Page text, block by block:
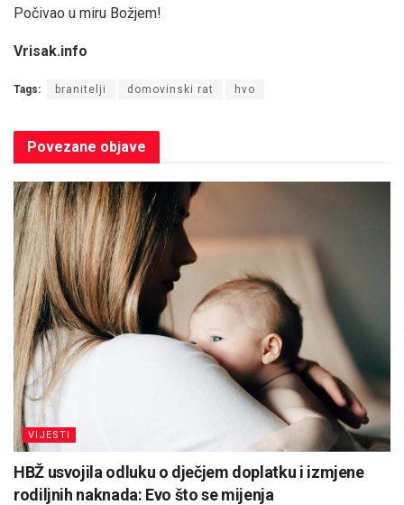
Počivao u miru Božjem!
Vrisak.info
Tags: branitelji domovinski rat hvo
Povezane objave
VIJESTI
HBŽ usvojila odluku o dječjem doplatku i izmjene
rodiljnih naknada: Evo što se mijenja